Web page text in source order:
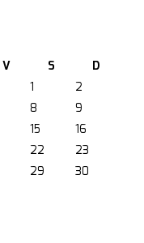
V S
D
1
2
8
9
15
16
22
23
29
30